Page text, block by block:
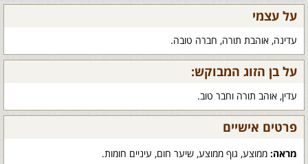
על עצמי
עדינה, אוהבת תורה, חברה טובה.
על בן הזוג המבוקש:
עדין, אוהב תורה וחבר טוב.
פרטים אישיים
מראה: ממוצע, גוף ממוצע, שיער חום, עיניים חומות.